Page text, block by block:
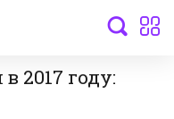
2017 году: